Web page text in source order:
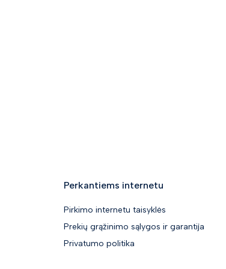
Perkantiems internetu
Pirkimo internetu taisyklės
Prekių grąžinimo sąlygos ir garantija
Privatumo politika